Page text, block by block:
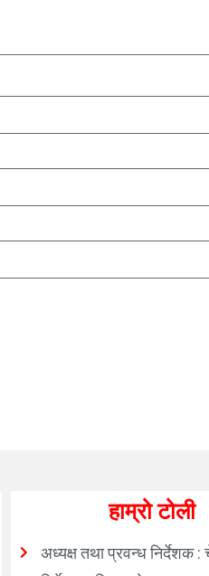
हाम्रो टोली
अध्यक्ष तथा प्रवन्ध निर्देशक :